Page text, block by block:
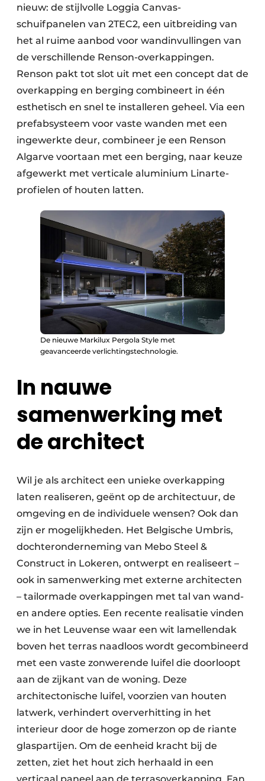
nieuw: de stijlvolle Loggia Canvas-
schuifpanelen van 2TEC2, een uitbreiding van
het al ruime aanbod voor wandinvullingen van
de verschillende Renson-overkappingen.
Renson pakt tot slot uit met een concept dat de
overkapping en berging combineert in één
esthetisch en snel te installeren geheel. Via een
prefabsysteem voor vaste wanden met een
ingewerkte deur, combineer je een Renson
Algarve voortaan met een berging, naar keuze
afgewerkt met verticale aluminium Linarte-
profielen of houten latten.
De nieuwe Markilux Pergola Style met
geavanceerde verlichtingstechnologie.
In nauwe
samenwerking met
de architect
Wil je als architect een unieke overkapping
laten realiseren, geënt op de architectuur, de
omgeving en de individuele wensen? Ook dan
zijn er mogelijkheden. Het Belgische Umbris,
dochteronderneming van Mebo Steel &
Construct in Lokeren, ontwerpt en realiseert –
ook in samenwerking met externe architecten
– tailormade overkappingen met tal van wand-
en andere opties. Een recente realisatie vinden
we in het Leuvense waar een wit lamellendak
boven het terras naadloos wordt gecombineerd
met een vaste zonwerende luifel die doorloopt
aan de zijkant van de woning. Deze
architectonische luifel, voorzien van houten
latwerk, verhindert oververhitting in het
interieur door de hoge zomerzon op de riante
glaspartijen. Om de eenheid kracht bij de
zetten, ziet het hout zich herhaald in een